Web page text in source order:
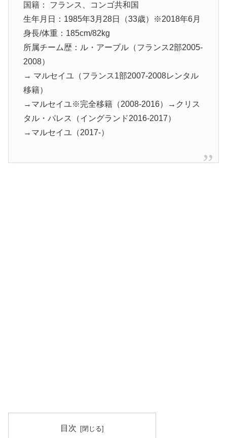
国籍： フランス、コンゴ共和国
生年月日：1985年3月28日（33歳）※2018年6月
身長/体重：185cm/82kg
所属チーム歴：ル・アーブル（フランス2部2005-
2008）
→ マルセイユ（フランス1部2007-2008レンタル
移籍）
→マルセイユ※完全移籍（2008-2016）→クリス
タル・パレス（イングランド2016-2017）
→マルセイユ（2017-）
目次